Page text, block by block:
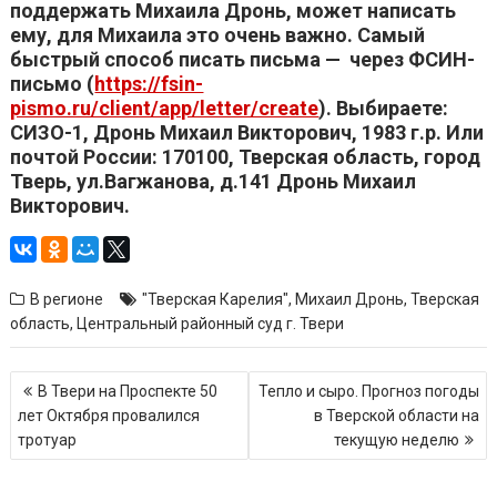
поддержать Михаила Дронь, может написать
ему, для Михаила это очень важно. Самый
быстрый способ писать письма — через ФСИН-
письмо (https://fsin-
pismo.ru/client/app/letter/create). Выбираете:
СИЗО-1, Дронь Михаил Викторович, 1983 г.р. Или
почтой России: 170100, Тверская область, город
Тверь, ул.Вагжанова, д.141 Дронь Михаил
Викторович.
В регионе "Тверская Карелия", Михаил Дронь,Тверская
область, Центральный районный суд г. Твери
Навигация
по
записям
В Твери на Проспекте 50
лет Октября провалился
тротуар
Тепло и сыро. Прогноз погоды
в Тверской области на
текущую неделю